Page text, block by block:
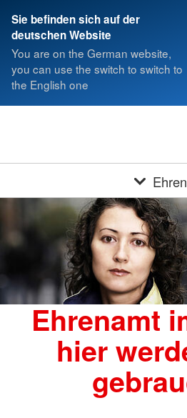
Sie befinden sich auf der
deutschen Website
You are on the German website,
you can use the switch to switch to
the English one
Ehrenamt
hier